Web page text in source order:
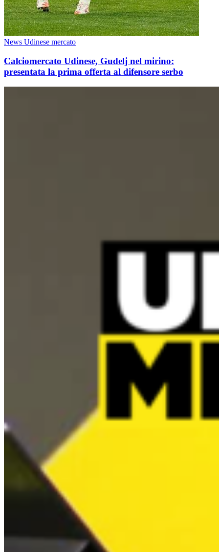
News Udinese mercato
Calciomercato Udinese, Gudelj nel mirino:
presentata la prima offerta al difensore serbo